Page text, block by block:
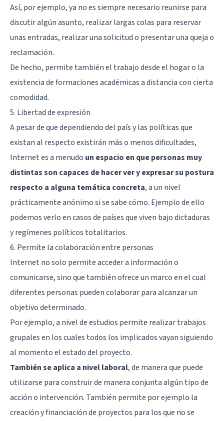
Así, por ejemplo, ya no es siempre necesario reunirse para
discutir algún asunto, realizar largas colas para reservar
unas entradas, realizar una solicitud o presentar una queja o
reclamación.
De hecho, permite también el trabajo desde el hogar o la
existencia de formaciones académicas a distancia con cierta
comodidad.
5. Libertad de expresión
A pesar de que dependiendo del país y las políticas que
existan al respecto existirán más o menos dificultades,
Internet es a menudo un espacio en que personas muy
distintas son capaces de hacer ver y expresar su postura
respecto a alguna temática concreta, a un nivel
prácticamente anónimo si se sabe cómo. Ejemplo de ello
podemos verlo en casos de países que viven bajo dictaduras
y regímenes políticos totalitarios.
6. Permite la colaboración entre personas
Internet no solo permite acceder a información o
comunicarse, sino que también ofrece un marco en el cual
diferentes personas pueden colaborar para alcanzar un
objetivo determinado.
Por ejemplo, a nivel de estudios permite realizar trabajos
grupales en los cuales todos los implicados vayan siguiendo
al momento el estado del proyecto.
También se aplica a nivel laboral, de manera que puede
utilizarse para construir de manera conjunta algún tipo de
acción o intervención. También permite por ejemplo la
creación y financiación de proyectos para los que no se